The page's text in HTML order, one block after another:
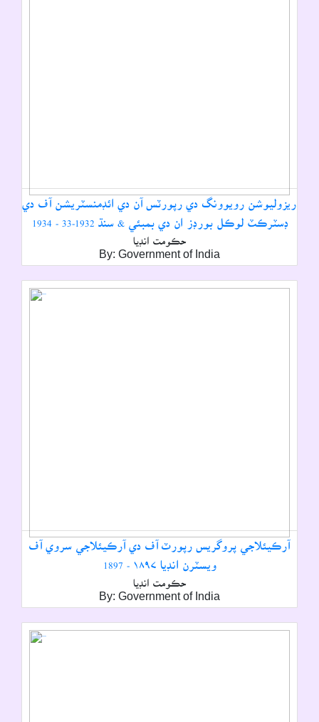
ريزوليوشن رويوونگ دي رپورٽس آن دي ائڊمنسٽريشن آف دي
ڊسٽرڪٽ لوڪل بورڊز ان دي بمبئي & سنڌ 1932-33 - 1934
حڪومت انڊيا
By: Government of India
آرڪيئلاجي پروگريس رپورٽ آف دي آرڪيئلاجي سروي آف
ويسٽرن انڊيا ۱۸۹۷ - 1897
حڪومت انڊيا
By: Government of India